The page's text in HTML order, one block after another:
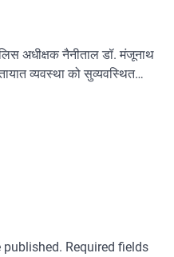
अधीक्षक नैनीताल डॉ. मंजूनाथ
व्यवस्था को सुव्यवस्थित…
published. Required fields